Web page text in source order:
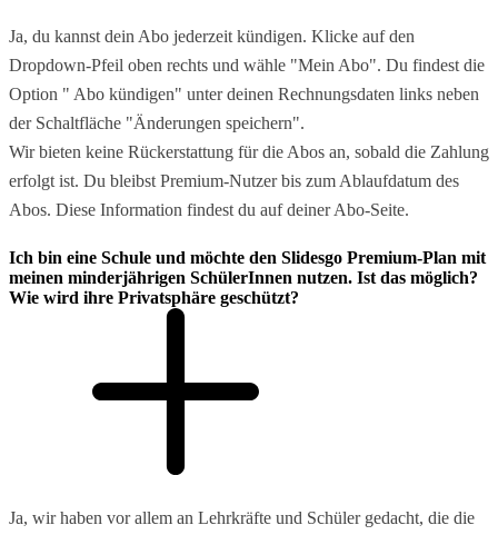
Ja, du kannst dein Abo jederzeit kündigen. Klicke auf den
Dropdown-Pfeil oben rechts und wähle "Mein Abo". Du findest die
Option " Abo kündigen" unter deinen Rechnungsdaten links neben
der Schaltfläche "Änderungen speichern".
Wir bieten keine Rückerstattung für die Abos an, sobald die Zahlung
erfolgt ist. Du bleibst Premium-Nutzer bis zum Ablaufdatum des
Abos. Diese Information findest du auf deiner Abo-Seite.
Ich bin eine Schule und möchte den Slidesgo Premium-Plan mit
meinen minderjährigen SchülerInnen nutzen. Ist das möglich?
Wie wird ihre Privatsphäre geschützt?
Ja, wir haben vor allem an Lehrkräfte und Schüler gedacht, die die